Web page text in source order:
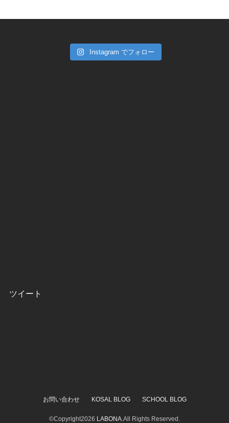
Instagram でフォロー
ツイート
お問い合わせ KOSAL BLOG SCHOOL BLOG
©Copyright2026 LABONA .All Rights Reserved.